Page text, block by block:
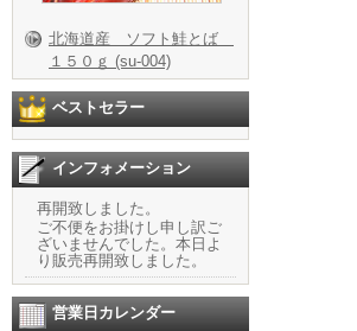
北海道産 ソフト鮭とば
１５０ｇ (su-004)
ベストセラー
インフォメーション
再開致しました。
ご不便をお掛けし申し訳ご
ざいませんでした。本日よ
り販売再開致しました。
営業日カレンダー